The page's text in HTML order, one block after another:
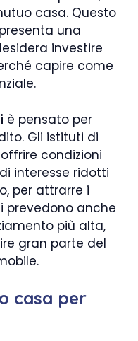
casa. Questo
una
investire
capire come
è pensato per
Gli istituti di
condizioni
interesse ridotti
per attrarre i
prevedono anche
più alta,
gran parte del
casa per